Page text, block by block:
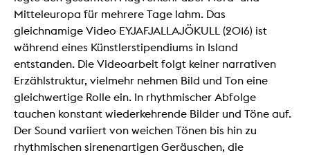
Mitteleuropa für mehrere Tage lahm. Das
gleichnamige Video EYJAFJALLAJÖKULL (2016) ist
während eines Künstlerstipendiums in Island
entstanden. Die Videoarbeit folgt keiner narrativen
Erzählstruktur, vielmehr nehmen Bild und Ton eine
gleichwertige Rolle ein. In rhythmischer Abfolge
tauchen konstant wiederkehrende Bilder und Töne auf.
Der Sound variiert von weichen Tönen bis hin zu
rhythmischen sirenenartigen Geräuschen, die